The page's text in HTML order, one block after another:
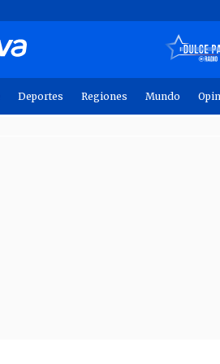
Deportes Regiones Mundo